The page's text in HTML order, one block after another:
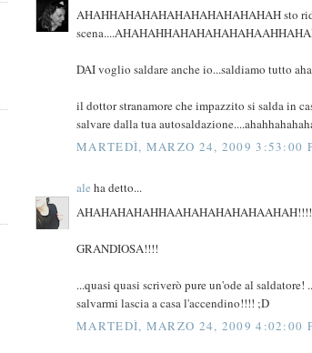
AHAHHAHAHAHAHAHAHAHAHAHAH sto
DAI voglio saldare anche io...saldiamo tutto
il dottor stranamore che impazzito si salda in
salvare dalla tua
MARTEDÌ, MARZO 24, 2009 3:53:00
ale ha detto...
GRANDIOSA!!!!
...quasi quasi scriverò pure un'ode al saldatore!
salvarmi lascia a casa l'accendino!!!! ;D
MARTEDÌ, MARZO 24, 2009 4:02:00